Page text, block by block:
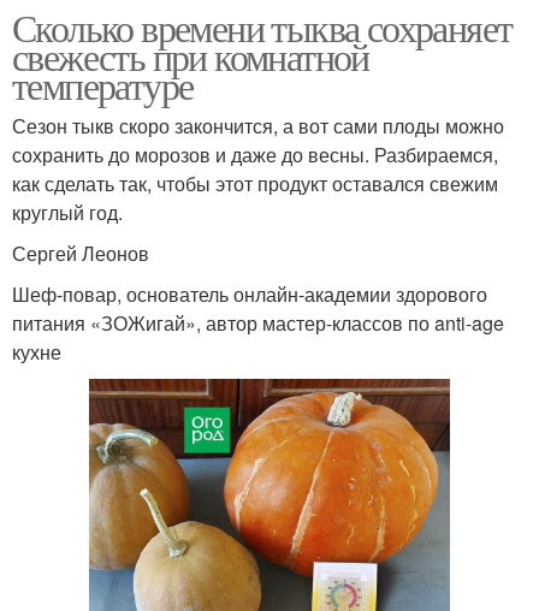
Сколько времени тыква сохраняет
свежесть при комнатной
температуре
Сезон тыкв скоро закончится, а вот сами плоды можно
сохранить до морозов и даже до весны. Разбираемся,
как сделать так, чтобы этот продукт оставался свежим
круглый год.
Сергей Леонов
Шеф-повар, основатель онлайн-академии здорового
питания «ЗОЖигай», автор мастер-классов по anti-age
кухне